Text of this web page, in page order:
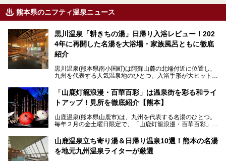
熊本県のニフティ温泉ニュース
黒川温泉「耕きちの湯」日帰り入浴レビュー！202
4年に再開した名湯を大浴場・家族風呂ともに徹底
紹介
黒川温泉(熊本県南小国町)は阿蘇山麓の北端付近に位置し、
九州を代表する人気温泉地のひとつ。入浴手形が大ヒット
す。
中でも「耕きち(こうきち)の湯」は露天風呂を持たないもの
り一度廃業しましたが、2024年10月に営業再開。数多くの
温泉ファンに注目される名湯です。
今回は再開した耕きちの湯を訪問し、全浴室(男女別大浴
「山鹿灯籠浪漫・百華百彩」は温泉街を彩る和ライ
トアップ！見所を徹底紹介【熊本】
山鹿温泉(熊本県山鹿市)は、九州を代表する名湯のひとつ。
毎年２月の金土曜日限定で、「山鹿灯籠浪漫・百華百彩」
ます。和傘や竹、ろうそくなどを用いて、和情緒たっぷりの
ライトアップが無料で楽しめます。
山鹿温泉立ち寄り湯＆日帰り温泉10選！熊本の名湯
を地元九州温泉ライターが厳選